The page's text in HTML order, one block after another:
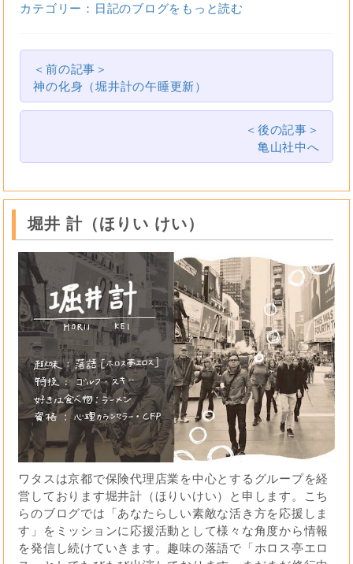
カテゴリー：日記のブログをもっと読む
＜前の記事＞
神の化身（堀井計の午睡更新）
＜後の記事＞
亀山社中へ
堀井 計（ほりい けい）
ワタスは京都で保険代理店業を中心とするグループを経
営しております堀井計（ほりいけい）と申します。こち
らのブログでは「あなたらしい素敵な活き方を応援しま
す」をミッションに応援活動として様々な角度から情報
を発信し続けていきます。趣味の落語で「ホロス亭エロ